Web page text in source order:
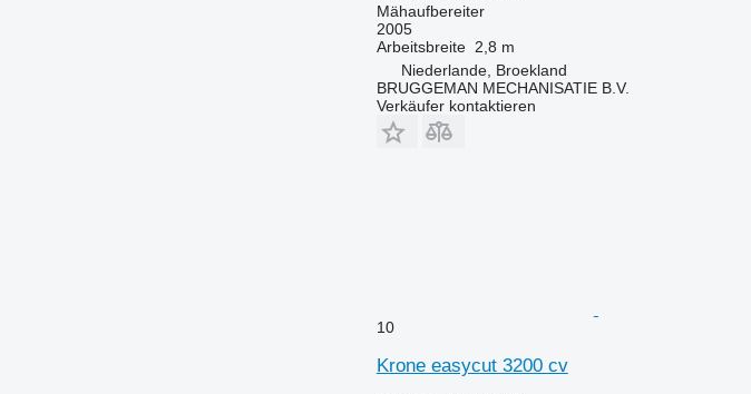
Mähaufbereiter
2005
Arbeitsbreite 2,8 m
Niederlande, Broekland
BRUGGEMAN MECHANISATIE B.V.
Verkäufer kontaktieren
10
Krone easycut 3200 cv